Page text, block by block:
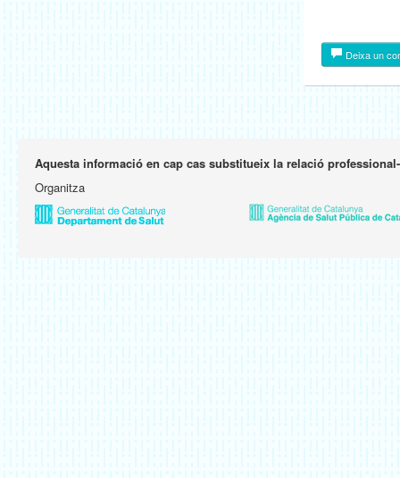
Deixa un
Aquesta informació en cap cas substitueix la relació
Organitza